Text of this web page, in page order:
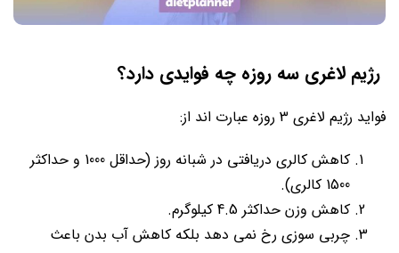
رژیم لاغری سه روزه چه فوایدی دارد؟
فواید رژیم لاغری 3 روزه عبارت اند از:
کاهش کالری دریافتی در شبانه روز (حداقل 1000 و حداکثر
1500 کالری).
کاهش وزن حداکثر 4.5 کیلوگرم.
چربی سوزی رخ نمی دهد بلکه کاهش آب بدن باعث